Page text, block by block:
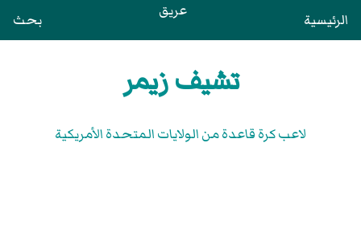
الرئيسية عريق بحث
تشيف زيمر
لاعب كرة قاعدة من الولايات المتحدة الأمريكية